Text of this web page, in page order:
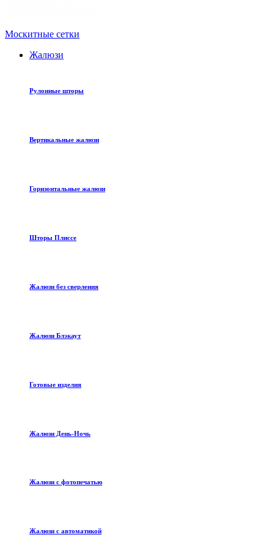
Москитные сетки
Жалюзи
Рулонные шторы
Вертикальные жалюзи
Горизонтальные жалюзи
Шторы Плиссе
Жалюзи без сверления
Жалюзи Блэкаут
Готовые изделия
Жалюзи День-Ночь
Жалюзи с фотопечатью
Жалюзи с автоматикой